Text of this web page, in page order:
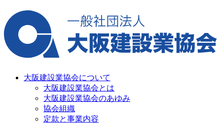
大阪建設業協会について
大阪建設業協会とは
大阪建設業協会のあゆみ
協会組織
定款と事業内容